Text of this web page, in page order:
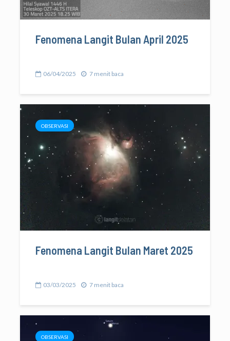
Fenomena Langit Bulan April 2025
06/04/2025 7 menit baca
OBSERVASI
Fenomena Langit Bulan Maret 2025
03/03/2025 7 menit baca
OBSERVASI